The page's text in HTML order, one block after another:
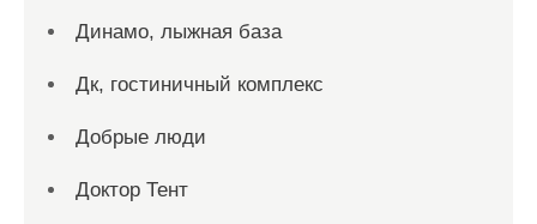
Динамо, лыжная база
Дк, гостиничный комплекс
Добрые люди
Доктор Тент